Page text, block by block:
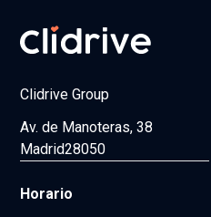
Clidrive Group
Av. de Manoteras, 38
Madrid28050
Horario